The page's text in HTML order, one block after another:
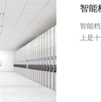
智能
智能
上是